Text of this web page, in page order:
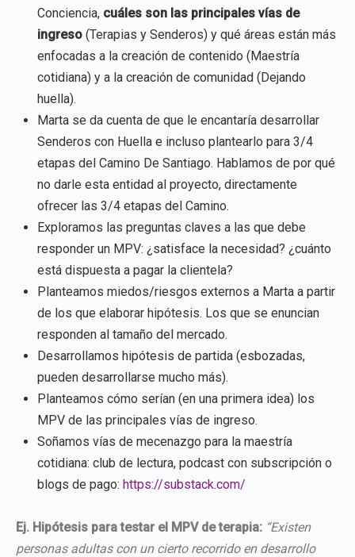
Conciencia, cuáles son las principales vías de
ingreso (Terapias y Senderos) y qué áreas están más
enfocadas a la creación de contenido (Maestría
cotidiana) y a la creación de comunidad (Dejando
huella).
Marta se da cuenta de que le encantaría desarrollar
Senderos con Huella e incluso plantearlo para 3/4
etapas del Camino De Santiago. Hablamos de por qué
no darle esta entidad al proyecto, directamente
ofrecer las 3/4 etapas del Camino.
Exploramos las preguntas claves a las que debe
responder un MPV: ¿satisface la necesidad? ¿cuánto
está dispuesta a pagar la clientela?
Planteamos miedos/riesgos externos a Marta a partir
de los que elaborar hipótesis. Los que se enuncian
responden al tamaño del mercado.
Desarrollamos hipótesis de partida (esbozadas,
pueden desarrollarse mucho más).
Planteamos cómo serían (en una primera idea) los
MPV de las principales vías de ingreso.
Soñamos vías de mecenazgo para la maestría
cotidiana: club de lectura, podcast con subscripción o
blogs de pago: https://substack.com/
Ej. Hipótesis para testar el MPV de terapia: “Existen
personas adultas con un cierto recorrido en desarrollo